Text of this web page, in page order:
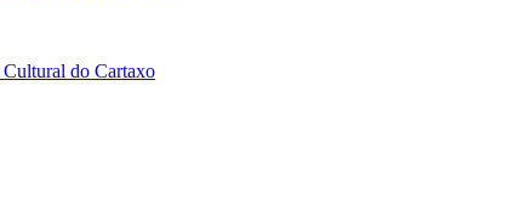
Cultural do Cartaxo